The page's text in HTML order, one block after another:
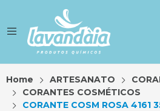
Home ARTESANATO
CORANTES COSMÉTICOS
CORANTE COSM ROSA 4161